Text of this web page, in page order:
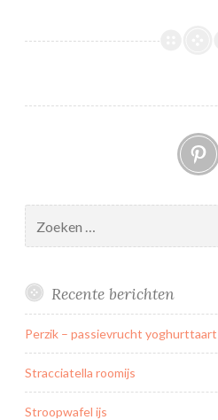
naar:
Recente berichten
Perzik – passievrucht yoghurttaart
Stracciatella roomijs
Stroopwafel ijs